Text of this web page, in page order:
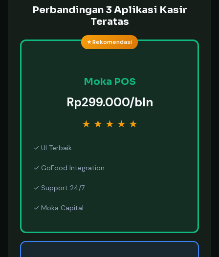
Perbandingan 3 Aplikasi Kasir
Teratas
⭐ Rekomendasi
Moka POS
Rp299.000/bln
★ ★ ★ ★ ★
✓ UI Terbaik
✓ GoFood Integration
✓ Support 24/7
✓ Moka Capital